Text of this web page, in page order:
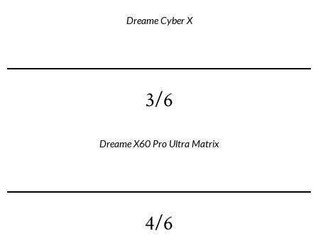
Dreame Cyber X
3/6
Dreame X60 Pro Ultra Matrix
4/6